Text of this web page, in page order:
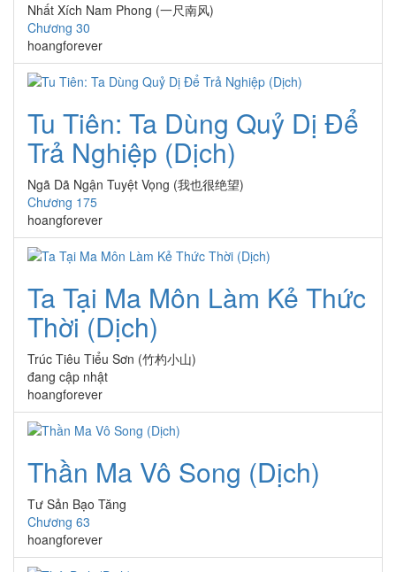
Nhất Xích Nam Phong (一尺南风)
Chương 30
hoangforever
Tu Tiên: Ta Dùng Quỷ Dị Để
Trả Nghiệp (Dịch)
Ngã Dã Ngận Tuyệt Vọng (我也很绝望)
Chương 175
hoangforever
Ta Tại Ma Môn Làm Kẻ Thức
Thời (Dịch)
Trúc Tiêu Tiểu Sơn (竹杓小山)
đang cập nhật
hoangforever
Thần Ma Vô Song (Dịch)
Tư Sản Bạo Tăng
Chương 63
hoangforever